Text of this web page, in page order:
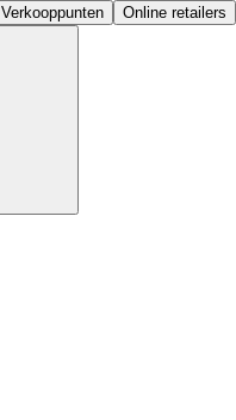
Verkooppunten Online retailers